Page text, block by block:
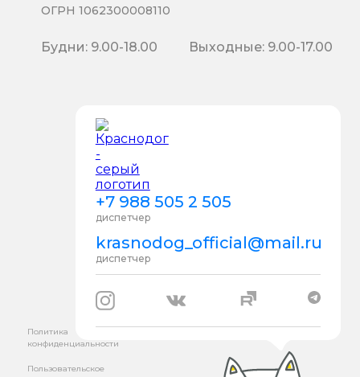
+7 988 505 2 505
диспетчер
krasnodog_official@mail.ru
диспетчер
ОГРН 1062300008110
Будни: 9.00-18.00 Выходные: 9.00-17.00
Политика
конфиденциальности
Пользовательское